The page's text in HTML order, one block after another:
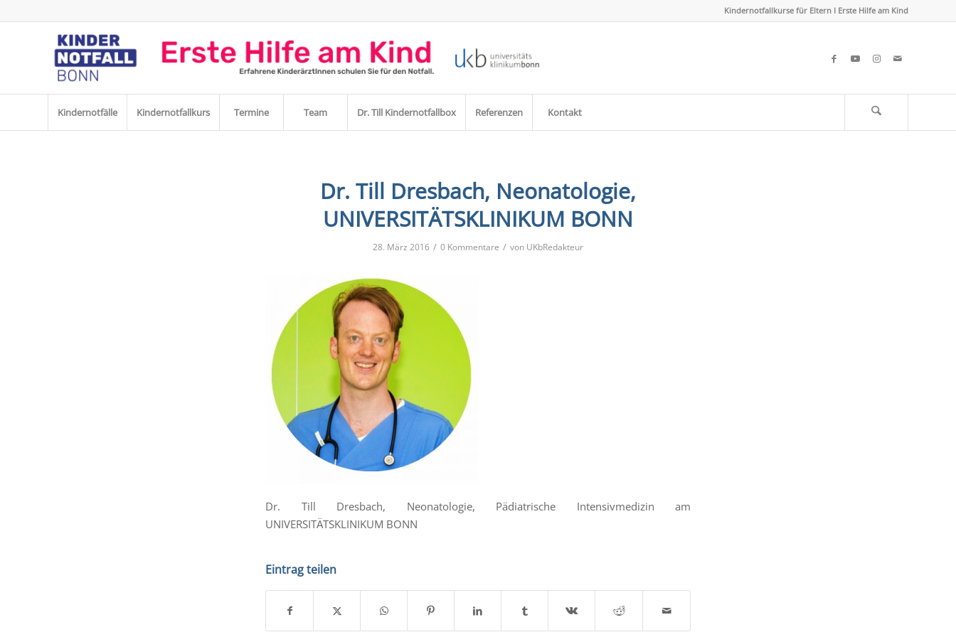
Kindernotfallkurse für Eltern I Erste Hilfe am Kind
Kindernotfälle Kindernotfallkurs Termine Team Dr. Till Kindernotfallbox Referenzen Kontakt
Dr. Till Dresbach, Neonatologie,
UNIVERSITÄTSKLINIKUM BONN
28. März 2016 / 0 Kommentare / von UKbRedakteur
Dr. Till Dresbach, Neonatologie, Pädiatrische Intensivmedizin am
UNIVERSITÄTSKLINIKUM BONN
Eintrag teilen